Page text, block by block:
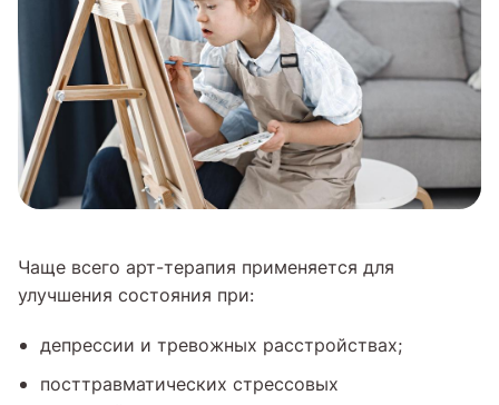
Чаще всего арт-терапия применяется для
улучшения состояния при:
депрессии и тревожных расстройствах;
посттравматических стрессовых